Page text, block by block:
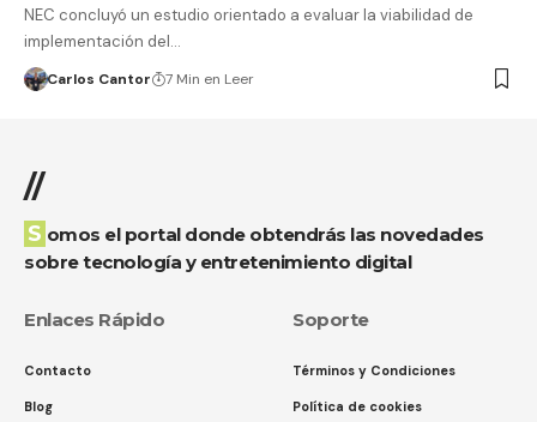
NEC concluyó un estudio orientado a evaluar la viabilidad de
implementación del…
Carlos Cantor 7 Min en Leer
//
Somos el portal donde obtendrás las novedades
sobre tecnología y entretenimiento digital
Enlaces Rápido
Contacto
Blog
Soporte
Términos y Condiciones
Política de cookies